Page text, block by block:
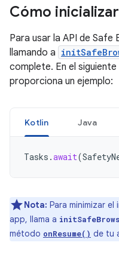
Cómo
Para usar la API de Safe
llamando a
complete. En el
proporciona un ejemplo:
Kotlin Java
Tasks .await(
Nota: Para minimizar
app, llama a
método onResume() de tu